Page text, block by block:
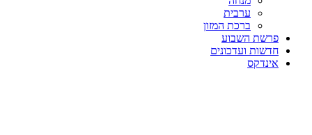
ערבית
ברכת המזון
פרשת השבוע
חדשות ועדכונים
אינדקס